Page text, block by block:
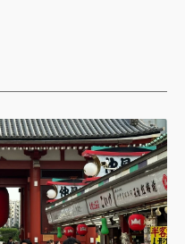
到山下士林夜市大啖米